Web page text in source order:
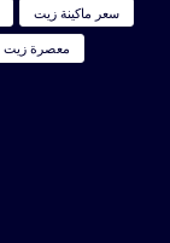
سعر ماكينة زيت
معصرة زيت